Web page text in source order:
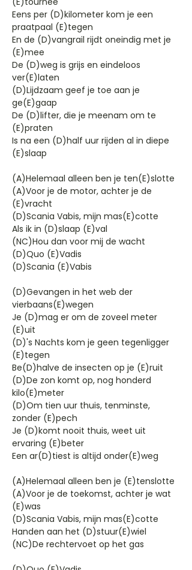
Eens per (D)kilometer kom je een
praatpaal (E)tegen
En de (D)vangrail rijdt oneindig met je
(E)mee
De (D)weg is grijs en eindeloos
ver(E)laten
(D)Lijdzaam geef je toe aan je
ge(E)gaap
De (D)lifter, die je meenam om te
(E)praten
Is na een (D)half uur rijden al in diepe
(E)slaap
(A)Helemaal alleen ben je ten(E)slotte
(A)Voor je de motor, achter je de
(E)vracht
(D)Scania Vabis, mijn mas(E)cotte
Als ik in (D)slaap (E)val
(NC)Hou dan voor mij de wacht
(D)Quo (E)Vadis
(D)Scania (E)Vabis
(D)Gevangen in het web der
vierbaans(E)wegen
Je (D)mag er om de zoveel meter
(E)uit
(D)'s Nachts kom je geen tegenligger
(E)tegen
Be(D)halve de insecten op je (E)ruit
(D)De zon komt op, nog honderd
kilo(E)meter
(D)Om tien uur thuis, tenminste,
zonder (E)pech
Je (D)komt nooit thuis, weet uit
ervaring (E)beter
Een ar(D)tiest is altijd onder(E)weg
(A)Helemaal alleen ben je (E)tenslotte
(A)Voor je de toekomst, achter je wat
(E)was
(D)Scania Vabis, mijn mas(E)cotte
Handen aan het (D)stuur(E)wiel
(NC)De rechtervoet op het gas